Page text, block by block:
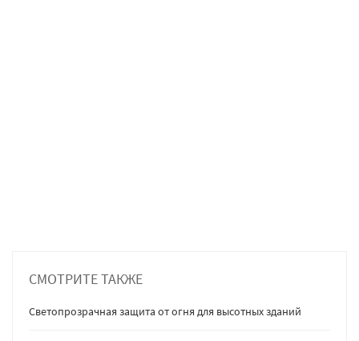
СМОТРИТЕ ТАКЖЕ
Светопрозрачная защита от огня для высотных зданий